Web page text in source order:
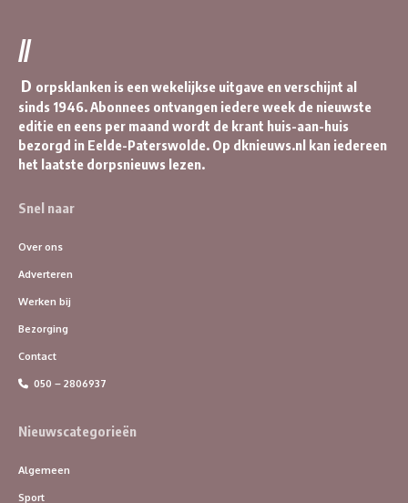
//
D orpsklanken is een wekelijkse uitgave en verschijnt al
sinds 1946. Abonnees ontvangen iedere week de nieuwste
editie en eens per maand wordt de krant huis-aan-huis
bezorgd in Eelde-Paterswolde. Op dknieuws.nl kan iedereen
het laatste dorpsnieuws lezen.
Snel naar
Over ons
Adverteren
Werken bij
Bezorging
Contact
050 – 2806937
Nieuwscategorieën
Algemeen
Sport